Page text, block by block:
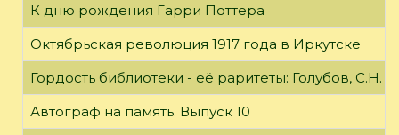
К дню рождения Гарри Поттера
Октябрьская революция 1917 года в Иркутске
Гордость библиотеки - её раритеты: Голубов, С.Н.
Автограф на память. Выпуск 10